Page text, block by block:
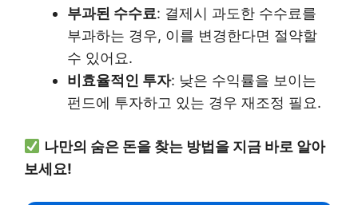
부과된 수수료: 결제시 과도한 수수료를
부과하는 경우, 이를 변경한다면 절약할
수 있어요.
비효율적인 투자: 낮은 수익률을 보이는
펀드에 투자하고 있는 경우 재조정 필요.
나만의 숨은 돈을 찾는 방법을 지금 바로 알아
보세요!